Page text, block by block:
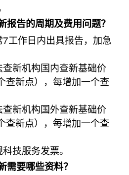
报告的周期及费用问题？
7工作日内出具报告，加急
查新机构国内查新基础价
查新点），每增加一个查
查新机构国外查新基础价
查新点），每增加一个查
技服务发票。
需要哪些资料？